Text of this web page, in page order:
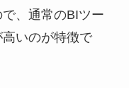
、通常のBIツー
いのが特徴で